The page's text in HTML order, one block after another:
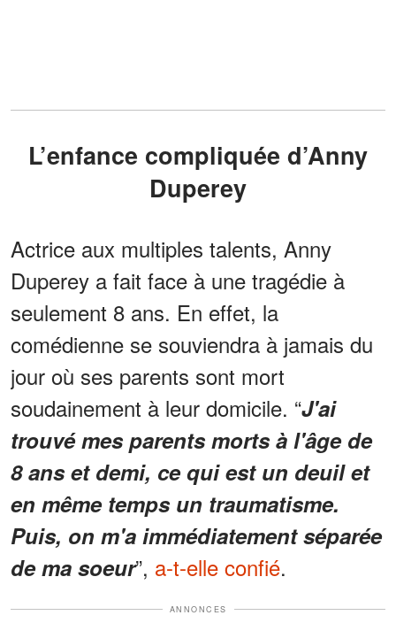
L’enfance compliquée d’Anny
Duperey
Actrice aux multiples talents, Anny
Duperey a fait face à une tragédie à
seulement 8 ans. En effet, la
comédienne se souviendra à jamais du
jour où ses parents sont mort
soudainement à leur domicile. “J'ai
trouvé mes parents morts à l'âge de
8 ans et demi, ce qui est un deuil et
en même temps un traumatisme.
Puis, on m'a immédiatement séparée
de ma soeur”, a-t-elle confié.
ANNONCES